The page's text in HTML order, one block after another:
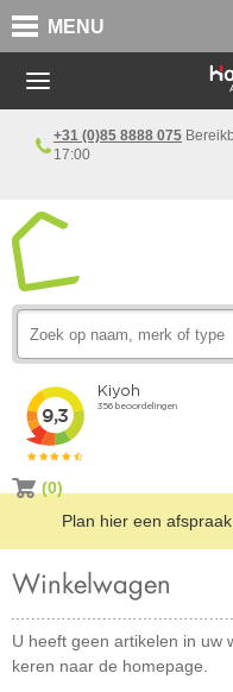
MENU
+31 (0)85 8888 075
17:00
(0)
Plan hier een
Winkelwagen
U heeft geen artikelen in uw
keren naar de homepage.